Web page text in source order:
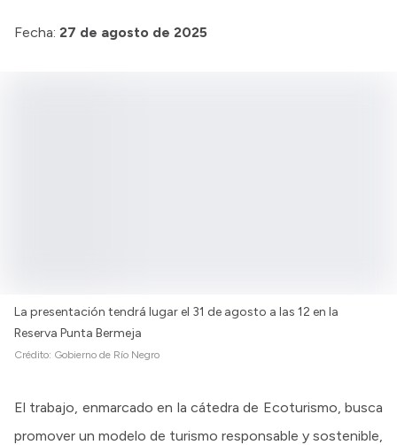
Fecha: 27 de agosto de 2025
La presentación tendrá lugar el 31 de agosto a las 12 en la
Reserva Punta Bermeja
Crédito: Gobierno de Río Negro
El trabajo, enmarcado en la cátedra de Ecoturismo, busca
promover un modelo de turismo responsable y sostenible,